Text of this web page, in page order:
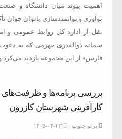
اهمیت پیوند میان دانشگاه و
نوآوری و توانمندسازی بانوان جوان
نقل از اداره کل روابط عمومی و
سمانه ذوالقدری جهرمی که به
فارس» از این مجموعه بازدید می‌کرد
بررسی برنامه‌ها و ظرفیت‌های
کارآفرینی شهرستان کازرون
پرتو جنوب ۱۴۰۵-۰۴-۲۳